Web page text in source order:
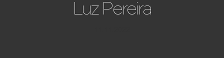
Luz Pereira